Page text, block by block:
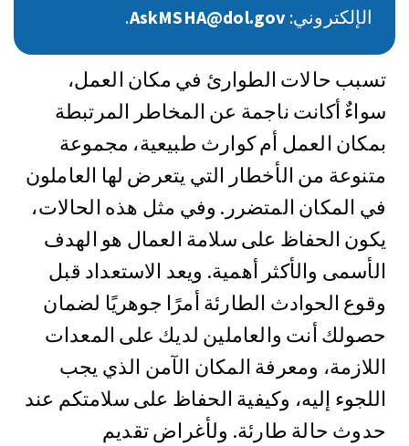
تسبب حالات الطوارئ في مكان العمل،
سواءٌ أكانت ناجمة عن المخاطر المرتبطة
بمكان العمل أم كوارث طبيعية، مجموعة
متنوعة من الأخطار التي يتعرض لها العاملون
في المكان المتضرر. وفي مثل هذه الحالات،
يكون الحفاظ على سلامة العمال هو الهدف
الأسمى والأكثر أهمية. ويعد الاستعداد قبل
وقوع الحوادث الطارئة أمرًا جوهريًا لضمان
حصولك أنت والعاملين لديك على المعدات
اللازمة، ومعرفة المكان الآمن الذي يجب
اللجوء إليه، وكيفية الحفاظ على سلامتكم عند
حدوث حالة طارئة. ولأغراض تقديم
الإلكتروني: AskMSHA@dol.gov
.